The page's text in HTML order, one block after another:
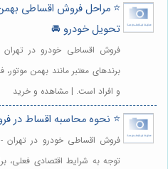
⭐️ مراحل فروش اقساطی
تحویل خودرو 🚘
فروش اقساطی خودرو در
برندهای معتبر مانند بهمن
و افراد است. | مشاهده و خرید
⭐️ نحوه محاسبه اقساط در
فروش اقساطی خودرو در
توجه به شرایط اقتصادی فعلی،